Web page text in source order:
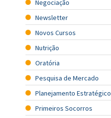
Negociação
Newsletter
Novos Cursos
Nutrição
Oratória
Pesquisa de Mercado
Planejamento Estratégico
Primeiros Socorros